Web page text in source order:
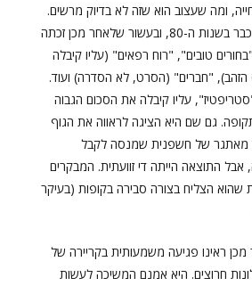
ומה שעצוב הוא שזה לא בדיוק מרשים.
היא פרצה לחיים שלנו כבר בשנות ה-80, ובעשור שלאחר מכן זכתה
טובים", "רוח רפאים" (עליו קיבלה
הזהב), "חברים" (הסרט, לא הסדרה) ועוד.
אז הגיע ב-1996 "סטריפטיז", עליו קיבלה את הסכום הגבוה
תקופה. גם שם היא הציגה לראווה את הגוף
מאתגר של חשפנית שמנסה לקבל
התוצאה הייתה די זוועתית. המבקרים
הצליח בצורה סבירה בקופות (בעיקר
ראינו פגיעה משמעותית בקריירה של
חרוצים. היא אמנם המשיכה לעשות